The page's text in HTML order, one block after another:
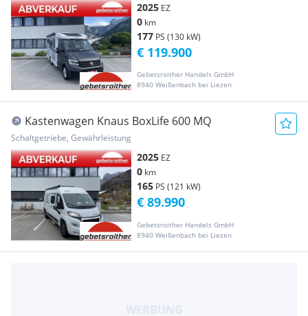
2025 EZ
0 km
177 PS (130 kW)
Gebetsroither Handels GmbH
8940 Weißenbach bei Liezen
€ 119.900
Kastenwagen Knaus BoxLife 600 MQ
Schaltgetriebe, Gewährleistung
2025 EZ
0 km
165 PS (121 kW)
Gebetsroither Handels GmbH
8940 Weißenbach bei Liezen
€ 89.990